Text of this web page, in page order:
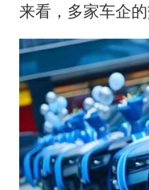
来看，多家车企